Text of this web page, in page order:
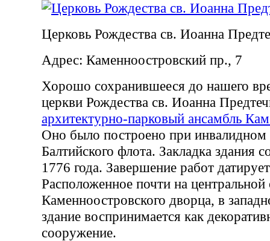
Церковь Рождества св. Иоанна
Адрес: Каменноостровский пр., 7
Хорошо сохранившееся до нашего
церкви Рождества св. Иоанна
архитектурно-парковый ансамбль
Оно было построено при
Балтийского флота. Закладка здания
1776 года. Завершение работ
Расположенное почти на центральной
Каменноостровского дворца, в
здание воспринимается как
сооружение.